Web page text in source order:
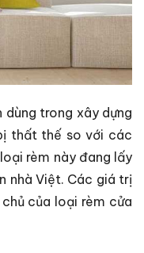
trong xây dựng
thất thế so với các
rèm này đang lấy
nhà Việt. Các giá trị
của loại rèm cửa